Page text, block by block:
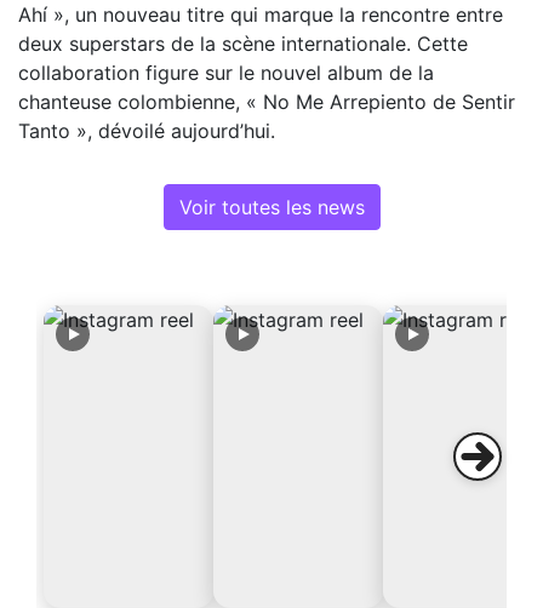
Ahí », un nouveau titre qui marque la rencontre entre
deux superstars de la scène internationale. Cette
collaboration figure sur le nouvel album de la
chanteuse colombienne, « No Me Arrepiento de Sentir
Tanto », dévoilé aujourd’hui.
Voir toutes les news